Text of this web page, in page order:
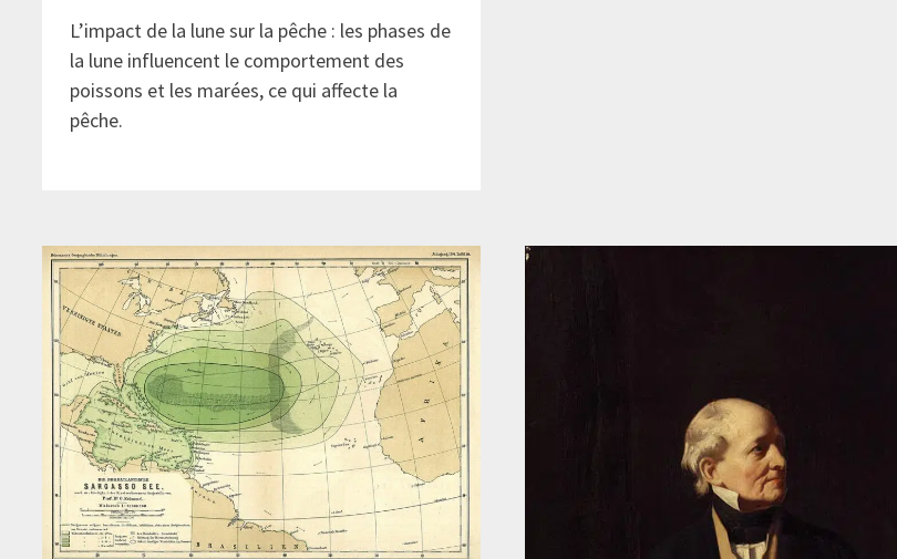
L’impact de la lune sur la pêche : les phases de
la lune influencent le comportement des
poissons et les marées, ce qui affecte la
pêche.